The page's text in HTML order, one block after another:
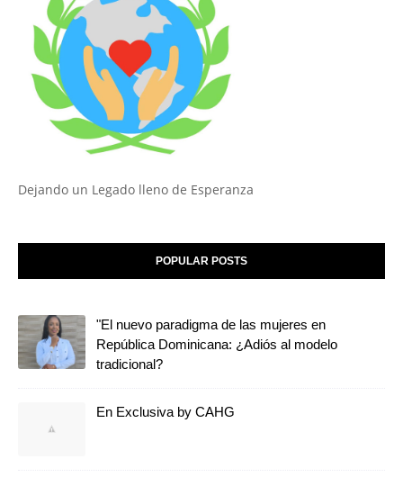
Dejando un Legado lleno de Esperanza
POPULAR POSTS
"El nuevo paradigma de las mujeres en
República Dominicana: ¿Adiós al modelo
tradicional?
En Exclusiva by CAHG